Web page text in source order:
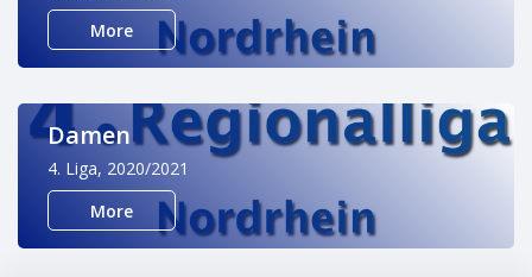
More
Damen
4. Liga, 2020/2021
More